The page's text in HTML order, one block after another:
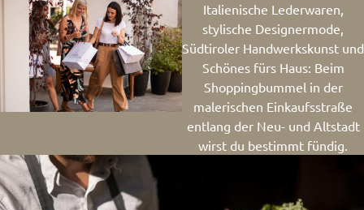
Italienische Lederwaren,
stylische Designermode,
Südtiroler Handwerkskunst und
Schönes fürs Haus: Beim
Shoppingbummel in der
malerischen Einkaufsstraße
entlang der Neu- und Altstadt
wirst du bestimmt fündig.